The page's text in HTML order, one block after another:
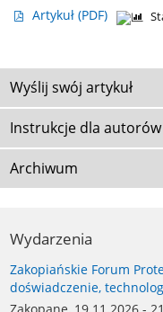
Artykuł (PDF)
Wyślij swój artykuł
Instrukcje dla autorów
Archiwum
Wydarzenia
Zakopiańskie Forum
doświadczenie,